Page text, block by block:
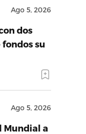
Ago 5, 2026
dos
su
Ago 5, 2026
Mundial a